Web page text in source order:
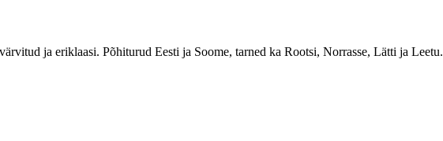
ja eriklaasi. Põhiturud Eesti ja Soome, tarned ka Rootsi, Norrasse, Lätti ja Leetu.